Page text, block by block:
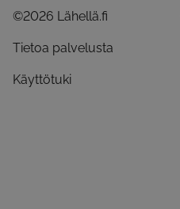
©2026 Lähellä.fi
Tietoa palvelusta
Käyttötuki